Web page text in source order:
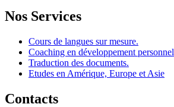
Nos Services
Cours de langues sur mesure.
Coaching en développement personnel
Traduction des documents.
Etudes en Amérique, Europe et Asie
Contacts